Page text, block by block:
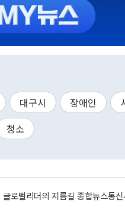
대구시 장애인
청소
로벌리더의 지름길 종합뉴스